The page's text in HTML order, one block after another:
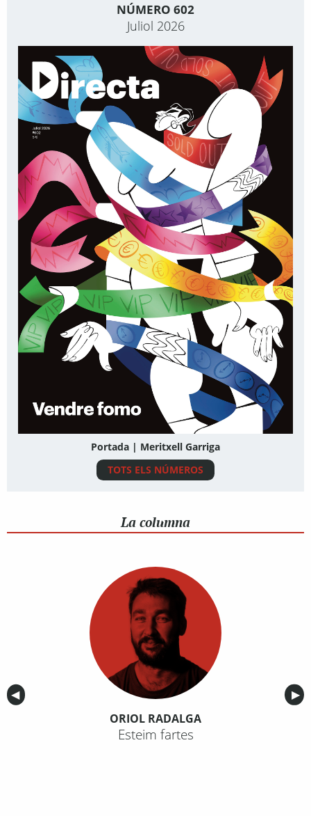
NÚMERO 602
Juliol 2026
Portada | Meritxell Garriga
TOTS ELS NÚMEROS
La columna
Anterior
◀︎ ▶︎
ORIOL RADALGA
Esteim fartes